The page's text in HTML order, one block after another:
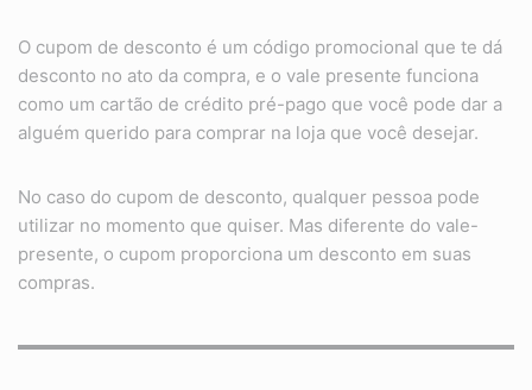
O cupom de desconto é um código promocional que te dá
desconto no ato da compra, e o vale presente funciona
como um cartão de crédito pré-pago que você pode dar a
alguém querido para comprar na loja que você desejar.
No caso do cupom de desconto, qualquer pessoa pode
utilizar no momento que quiser. Mas diferente do vale-
presente, o cupom proporciona um desconto em suas
compras.